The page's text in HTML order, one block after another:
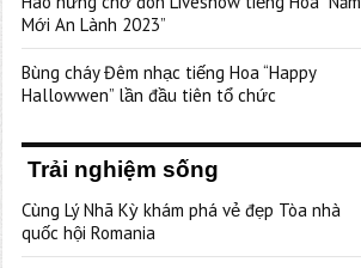
Mới An Lành 2023”
Bùng cháy Đêm nhạc tiếng Hoa “Happy
Hallowwen” lần đầu tiên tổ chức
Trải nghiệm sống
Cùng Lý Nhã Kỳ khám phá vẻ đẹp Tòa nhà
quốc hội Romania